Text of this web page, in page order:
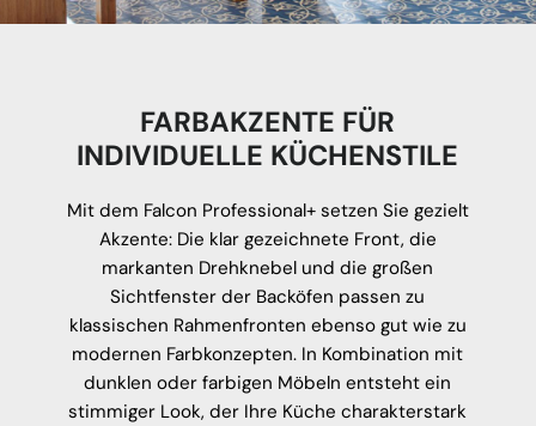
FARBAKZENTE FÜR
INDIVIDUELLE KÜCHENSTILE
Mit dem Falcon Professional+ setzen Sie gezielt
Akzente: Die klar gezeichnete Front, die
markanten Drehknebel und die großen
Sichtfenster der Backöfen passen zu
klassischen Rahmenfronten ebenso gut wie zu
modernen Farbkonzepten. In Kombination mit
dunklen oder farbigen Möbeln entsteht ein
stimmiger Look, der Ihre Küche charakterstark